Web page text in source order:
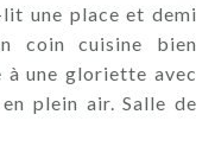
lit une place et demi
coin cuisine bien
à une gloriette avec
plein air. Salle de